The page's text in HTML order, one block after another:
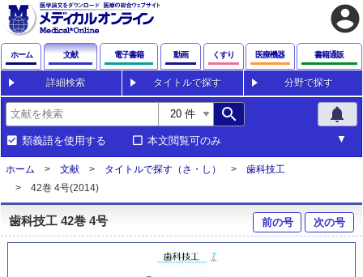
account_circle
ホーム 文献 電子書籍 動画 くすり 医療機器 書籍通販
詳細検索 タイトルで探す 分野で探す
search notifications
類義語を使用する 本文閲覧可のみ
ホーム 文献 タイトルで探す（さ・し）
歯科技工
42巻 4号(2014)
歯科技工 42巻 4号 前の号 次の号